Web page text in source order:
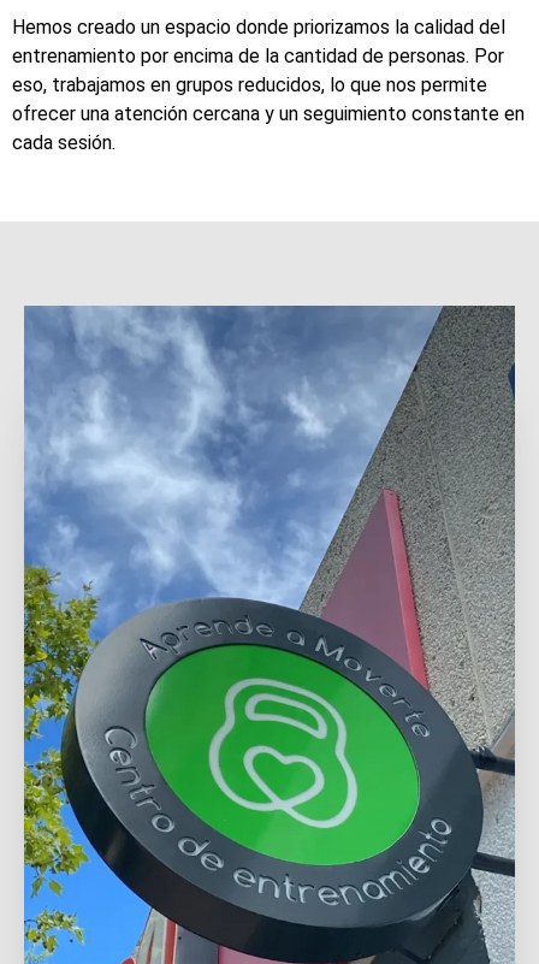
Hemos creado un espacio donde priorizamos la calidad del
entrenamiento por encima de la cantidad de personas. Por
eso, trabajamos en grupos reducidos, lo que nos permite
ofrecer una atención cercana y un seguimiento constante en
cada sesión.